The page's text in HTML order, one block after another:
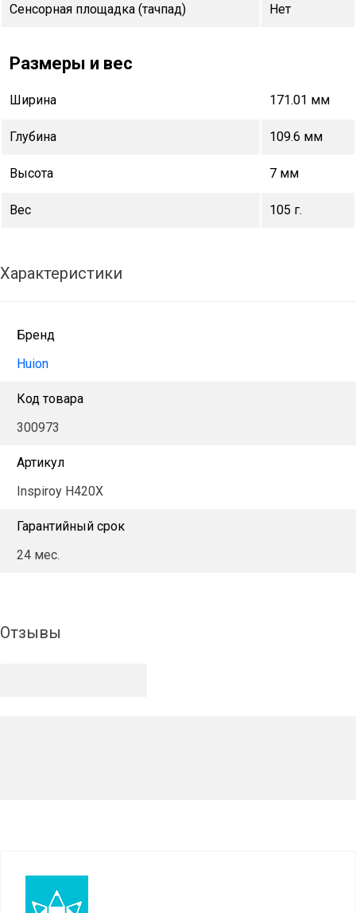
Сенсорная площадка (тачпад) Нет
Размеры и вес
Ширина 171.01 мм
Глубина 109.6 мм
Высота 7 мм
Вес 105 г.
Характеристики
Бренд
Huion
Код товара
300973
Артикул
Inspiroy H420X
Гарантийный срок
24 мес.
Отзывы